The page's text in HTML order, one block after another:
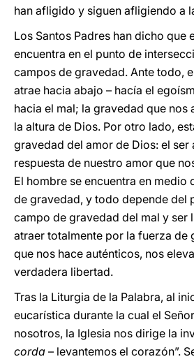
han afligido y siguen afligiendo a
Los Santos Padres han dicho que
encuentra en el punto de
campos de gravedad. Ante todo,
atrae hacia abajo – hacía el
hacia el mal; la gravedad que nos
la altura de Dios. Por otro lado,
gravedad del amor de Dios: el ser
respuesta de nuestro amor que
El hombre se encuentra en medio
de gravedad, y todo depende del
campo de gravedad del mal y ser
atraer totalmente por la fuerza de
que nos hace auténticos, nos
verdadera libertad.
Tras la Liturgia de la Palabra, al
eucarística durante la cual el
nosotros, la Iglesia nos dirige la
corda – levantemos el corazón”.